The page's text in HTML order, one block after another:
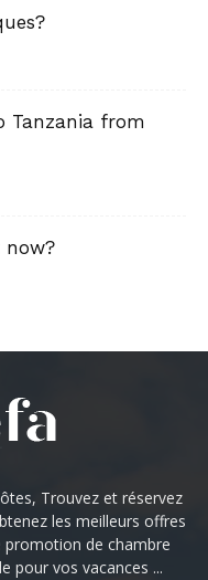
Tanzania from
now?
Trouvez et réservez
les meilleurs offres
de chambre
pour vos vacances ...